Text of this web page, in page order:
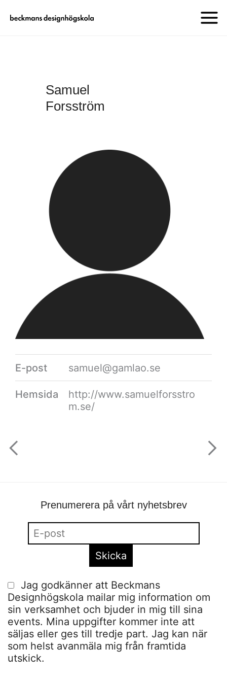
Samuel
Forsström
E-post samuel@gamlao.se
Hemsida
http://www.samuelforsstro
m.se/
Prenumerera på vårt nyhetsbrev
Jag godkänner att Beckmans
Designhögskola mailar mig information om
sin verksamhet och bjuder in mig till sina
events. Mina uppgifter kommer inte att
säljas eller ges till tredje part. Jag kan när
som helst avanmäla mig från framtida
utskick.